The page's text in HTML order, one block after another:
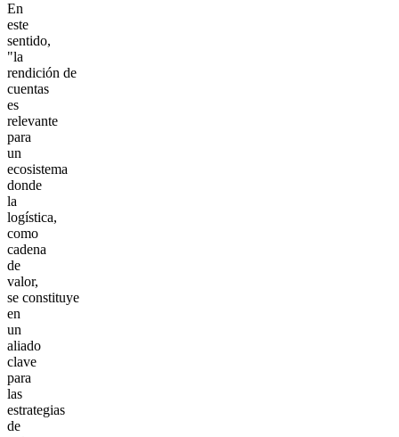
En
este
sentido,
"la
rendición de
cuentas
es
relevante
para
un
ecosistema
donde
la
logística,
como
cadena
de
valor,
se constituye
en
un
aliado
clave
para
las
estrategias
de